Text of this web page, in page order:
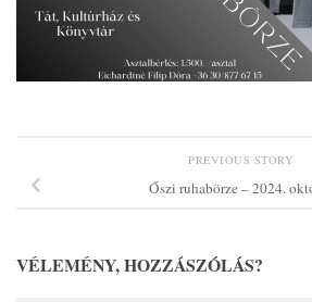
PREVIOUS STORY
Őszi ruhabörze – 2024.
VÉLEMÉNY, HOZZÁSZÓLÁS?